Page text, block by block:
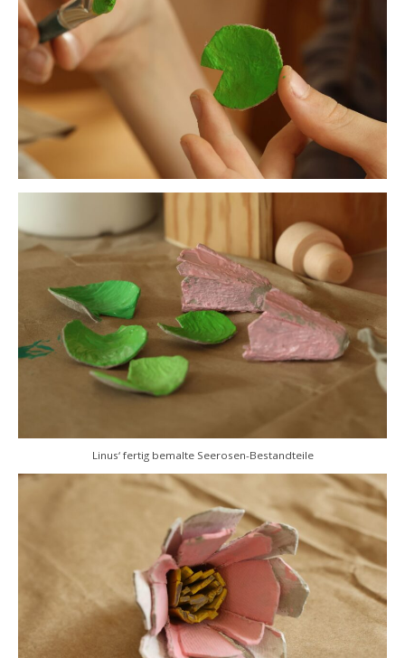
Linus‘ fertig bemalte Seerosen-Bestandteile